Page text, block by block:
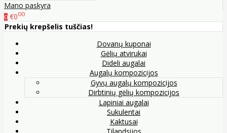
Mano paskyra
0 €000
Prekių krepšelis tuščias!
Dovanų kuponai
Gėlių atvirukai
Dideli augalai
Augalų kompozicijos
Gyvų augalų kompozicijos
Dirbtinių gėlių kompozicijos
Lapiniai augalai
Sukulentai
Kaktusai
Tilandsijos